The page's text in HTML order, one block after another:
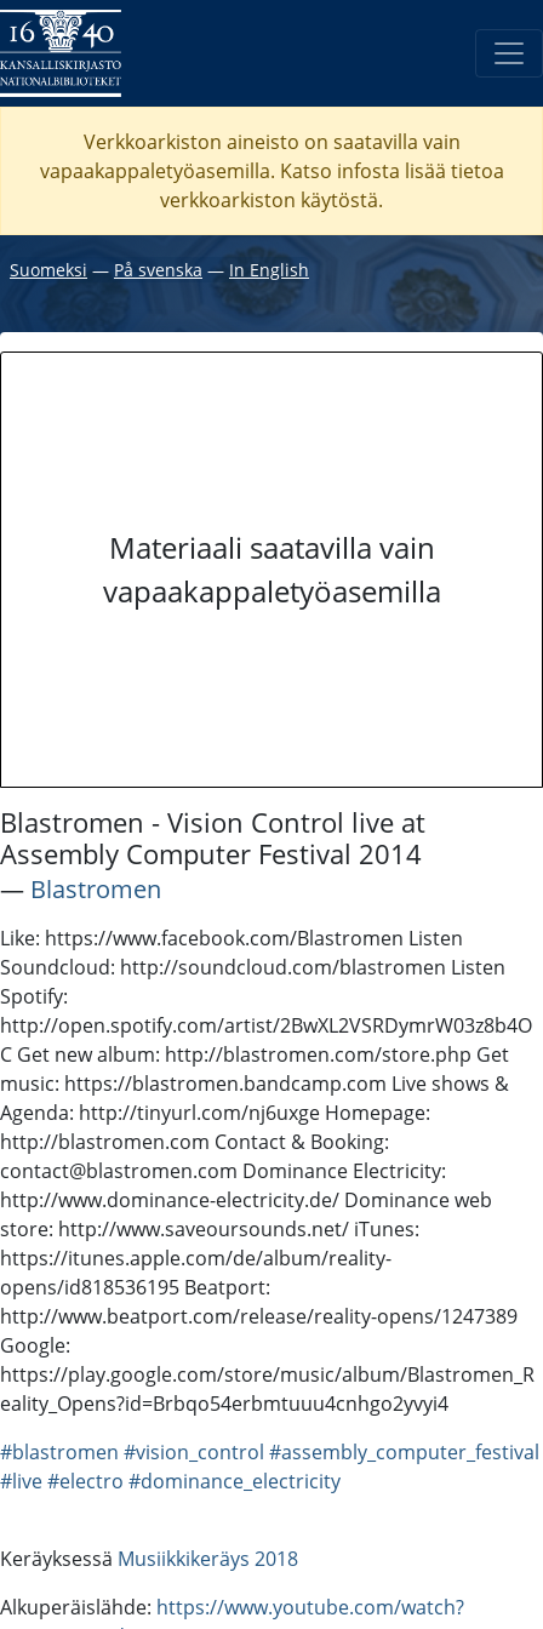
Verkkoarkiston aineisto on saatavilla vain
vapaakappaletyöasemilla. Katso infosta lisää tietoa
verkkoarkiston käytöstä.
Suomeksi ― På svenska ― In English
Materiaali saatavilla vain
vapaakappaletyöasemilla
Blastromen - Vision Control live at
Assembly Computer Festival 2014
― Blastromen
Like: https://www.facebook.com/Blastromen Listen
Soundcloud: http://soundcloud.com/blastromen Listen
Spotify:
http://open.spotify.com/artist/2BwXL2VSRDymrW03z8b4O
C Get new album: http://blastromen.com/store.php Get
music: https://blastromen.bandcamp.com Live shows &
Agenda: http://tinyurl.com/nj6uxge Homepage:
http://blastromen.com Contact & Booking:
contact@blastromen.com Dominance Electricity:
http://www.dominance-electricity.de/ Dominance web
store: http://www.saveoursounds.net/ iTunes:
https://itunes.apple.com/de/album/reality-
opens/id818536195 Beatport:
http://www.beatport.com/release/reality-opens/1247389
Google:
https://play.google.com/store/music/album/Blastromen_R
eality_Opens?id=Brbqo54erbmtuuu4cnhgo2yvyi4
#blastromen #vision_control #assembly_computer_festival
#live#electro #dominance_electricity
Keräyksessä Musiikkikeräys 2018
Alkuperäislähde: https://www.youtube.com/watch?